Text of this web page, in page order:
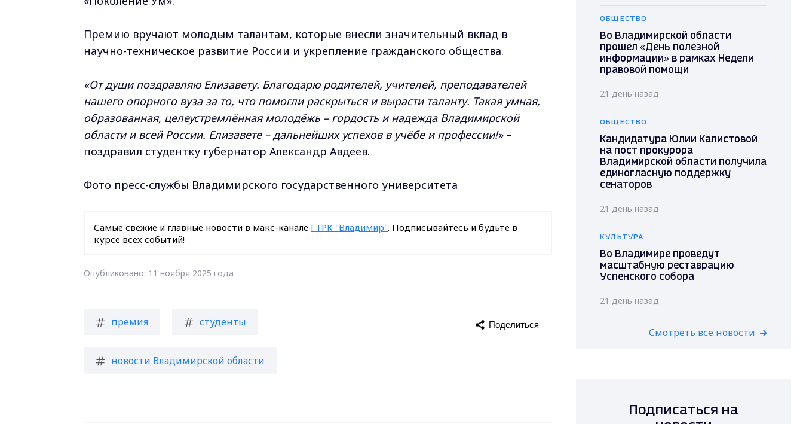
Премию вручают молодым талантам, которые внесли значительный вклад в
научно-техническое развитие России и укрепление гражданского общества.
«От души поздравляю Елизавету. Благодарю родителей, учителей, преподавателей
нашего опорного вуза за то, что помогли раскрыться и вырасти таланту. Такая умная,
образованная, целеустремлённая молодёжь – гордость и надежда Владимирской
области и всей России. Елизавете – дальнейших успехов в учёбе и профессии!» –
поздравил студентку губернатор Александр Авдеев.
Фото пресс-службы Владимирского государственного университета
Самые свежие и главные новости в макс-канале ГТРК "Владимир". Подписывайтесь и будьте в
курсе всех событий!
Опубликовано: 11 ноября 2025 года
премия студенты
новости Владимирской области
Поделиться
ОБЩЕСТВО
Во Владимирской области
прошел «День полезной
информации» в рамках Недели
правовой помощи
21 день назад
ОБЩЕСТВО
Кандидатура Юлии Калистовой
на пост прокурора
Владимирской области получила
единогласную поддержку
сенаторов
21 день назад
КУЛЬТУРА
Во Владимире проведут
масштабную реставрацию
Успенского собора
21 день назад
Смотреть все новости
Подписаться на